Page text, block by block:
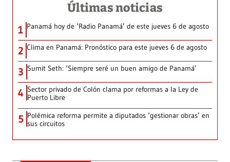
Últimas noticias
1 Panamá hoy de ‘Radio Panamá’ de este jueves 6 de agosto
2 Clima en Panamá: Pronóstico para este jueves 6 de agosto
3 Sumit Seth: ‘Siempre seré un buen amigo de Panamá’
4 Sector privado de Colón clama por reformas a la Ley de
Puerto Libre
5 Polémica reforma permite a diputados ‘gestionar obras’ en
sus circuitos